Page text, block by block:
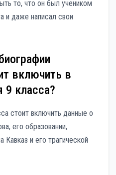
то, что он был учеником
и даже написал свои
включить в
9 класса?
стоит включить данные о
его образовании,
Кавказ и его трагической